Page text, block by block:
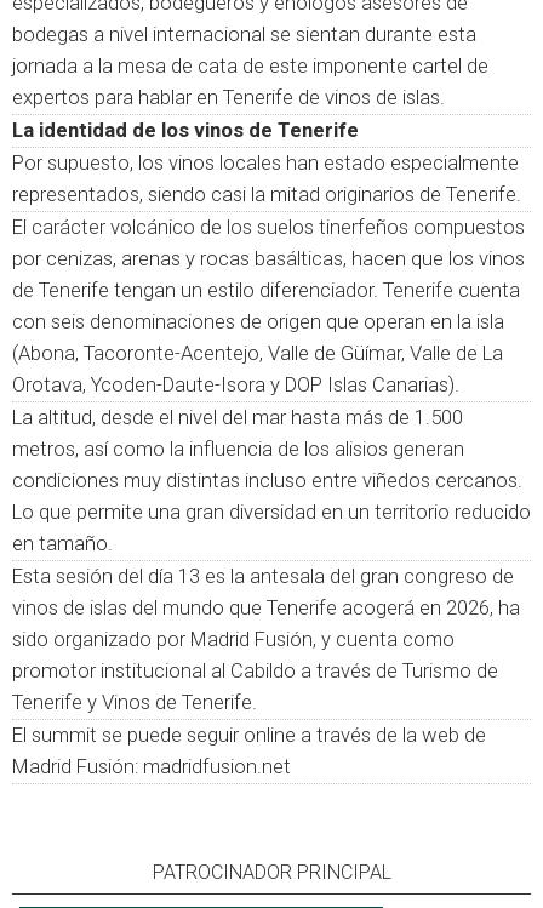
bodegas a nivel internacional se sientan durante esta
jornada a la mesa de cata de este imponente cartel de
expertos para hablar en Tenerife de vinos de islas.
La identidad de los vinos de Tenerife
Por supuesto, los vinos locales han estado especialmente
representados, siendo casi la mitad originarios de Tenerife.
El carácter volcánico de los suelos tinerfeños compuestos
por cenizas, arenas y rocas basálticas, hacen que los vinos
de Tenerife tengan un estilo diferenciador. Tenerife cuenta
con seis denominaciones de origen que operan en la isla
(Abona, Tacoronte-Acentejo, Valle de Güímar, Valle de La
Orotava, Ycoden-Daute-Isora y DOP Islas Canarias).
La altitud, desde el nivel del mar hasta más de 1.500
metros, así como la influencia de los alisios generan
condiciones muy distintas incluso entre viñedos cercanos.
Lo que permite una gran diversidad en un territorio reducido
en tamaño.
Esta sesión del día 13 es la antesala del gran congreso de
vinos de islas del mundo que Tenerife acogerá en 2026, ha
sido organizado por Madrid Fusión, y cuenta como
promotor institucional al Cabildo a través de Turismo de
Tenerife y Vinos de Tenerife.
El summit se puede seguir online a través de la web de
Madrid Fusión: madridfusion.net
PATROCINADOR PRINCIPAL